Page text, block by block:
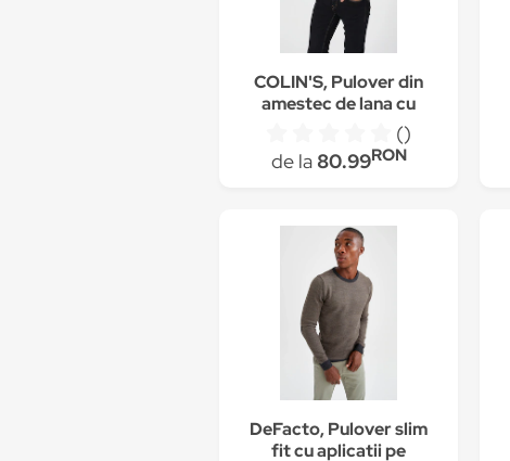
COLIN'S, Pulover din
amestec de lana cu
guler inalt, Gri inchis
()
de la 80.99RON
DeFacto, Pulover slim
fit cu aplicatii pe